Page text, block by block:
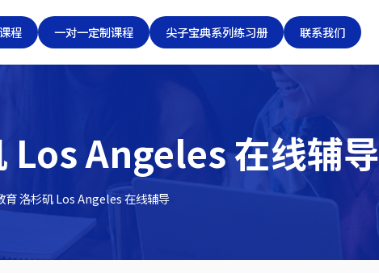
程 一对一定制课程 尖子宝典系列练习册 联系我们
Los Angeles 在线辅导
育 洛杉矶 Los Angeles 在线辅导